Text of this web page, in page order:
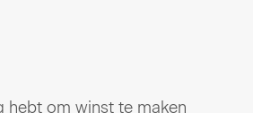
hebt om winst te maken